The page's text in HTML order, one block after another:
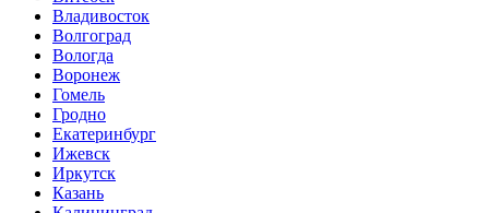
Владивосток
Волгоград
Вологда
Воронеж
Гомель
Гродно
Екатеринбург
Ижевск
Иркутск
Казань